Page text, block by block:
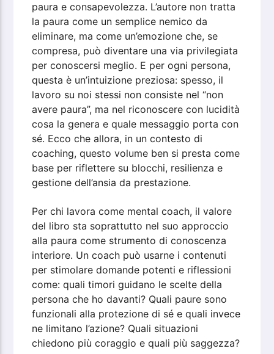
paura e consapevolezza. L’autore non tratta
la paura come un semplice nemico da
eliminare, ma come un’emozione che, se
compresa, può diventare una via privilegiata
per conoscersi meglio. E per ogni persona,
questa è un’intuizione preziosa: spesso, il
lavoro su noi stessi non consiste nel “non
avere paura”, ma nel riconoscere con lucidità
cosa la genera e quale messaggio porta con
sé. Ecco che allora, in un contesto di
coaching, questo volume ben si presta come
base per riflettere su blocchi, resilienza e
gestione dell’ansia da prestazione.
Per chi lavora come mental coach, il valore
del libro sta soprattutto nel suo approccio
alla paura come strumento di conoscenza
interiore. Un coach può usarne i contenuti
per stimolare domande potenti e riflessioni
come: quali timori guidano le scelte della
persona che ho davanti? Quali paure sono
funzionali alla protezione di sé e quali invece
ne limitano l’azione? Quali situazioni
chiedono più coraggio e quali più saggezza?